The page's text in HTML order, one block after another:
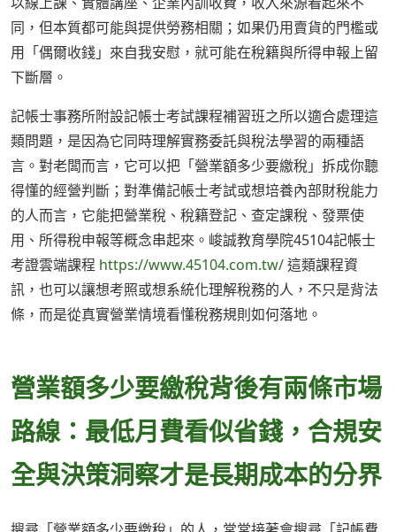
同，但本質都可能與提供勞務相關；如果仍用賣貨的門檻或
用「偶爾收錢」來自我安慰，就可能在稅籍與所得申報上留
下斷層。
記帳士事務所附設記帳士考試課程補習班之所以適合處理這
類問題，是因為它同時理解實務委託與稅法學習的兩種語
言。對老闆而言，它可以把「營業額多少要繳稅」拆成你聽
得懂的經營判斷；對準備記帳士考試或想培養內部財稅能力
的人而言，它能把營業稅、稅籍登記、查定課稅、發票使
用、所得稅申報等概念串起來。峻誠教育學院45104記帳士
考證雲端課程 https://www.45104.com.tw/這類課程資
訊，也可以讓想考照或想系統化理解稅務的人，不只是背法
條，而是從真實營業情境看懂稅務規則如何落地。
營業額多少要繳稅背後有兩條市場
路線：最低月費看似省錢，合規安
全與決策洞察才是長期成本的分界